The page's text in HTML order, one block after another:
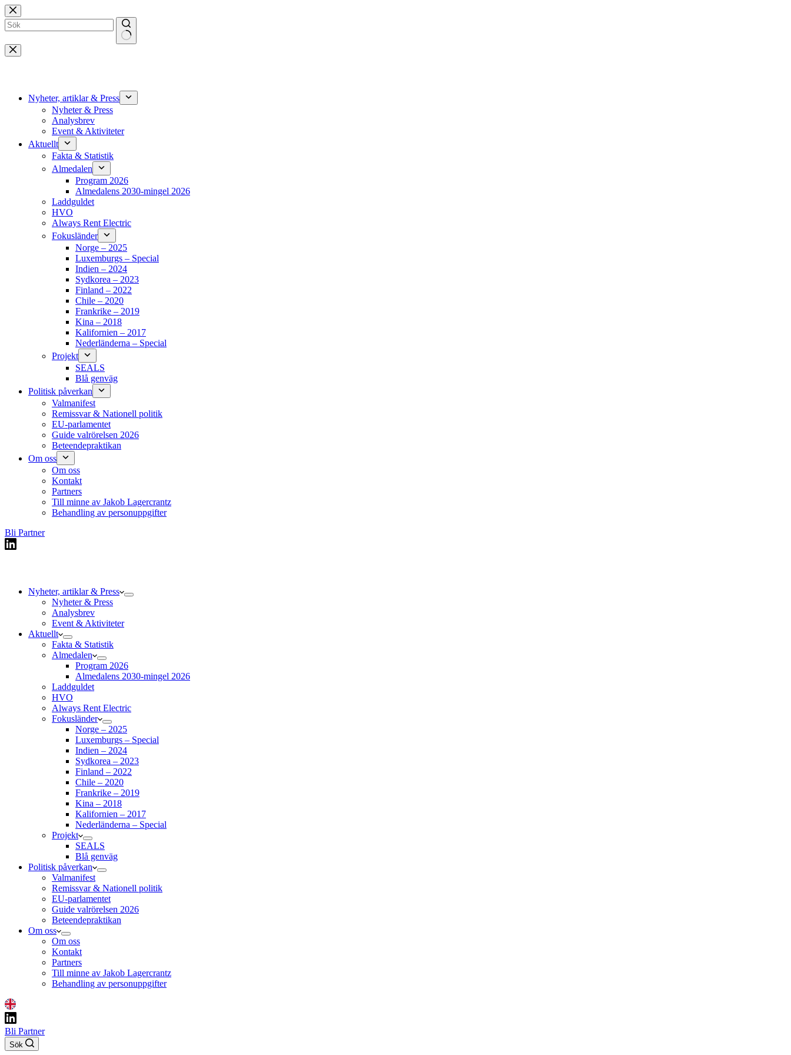
Hoppa
till
innehåll
Inga
resultat
Nyheter, artiklar & Press
Nyheter & Press
Analysbrev
Event & Aktiviteter
Aktuellt
Fakta & Statistik
Almedalen
Program 2026
Almedalens 2030-mingel 2026
Laddguldet
HVO
Always Rent Electric
Fokusländer
Norge – 2025
Luxemburgs – Special
Indien – 2024
Sydkorea – 2023
Finland – 2022
Chile – 2020
Frankrike – 2019
Kina – 2018
Kalifornien – 2017
Nederländerna – Special
Projekt
SEALS
Blå genväg
Politisk påverkan
Valmanifest
Remissvar & Nationell politik
EU-parlamentet
Guide valrörelsen 2026
Beteendepraktikan
Om oss
Om oss
Kontakt
Partners
Till minne av Jakob Lagercrantz
Behandling av personuppgifter
Bli Partner
Nyheter, artiklar & Press
Nyheter & Press
Analysbrev
Event & Aktiviteter
Aktuellt
Fakta & Statistik
Almedalen
Program 2026
Almedalens 2030-mingel 2026
Laddguldet
HVO
Always Rent Electric
Fokusländer
Norge – 2025
Luxemburgs – Special
Indien – 2024
Sydkorea – 2023
Finland – 2022
Chile – 2020
Frankrike – 2019
Kina – 2018
Kalifornien – 2017
Nederländerna – Special
Projekt
SEALS
Blå genväg
Politisk påverkan
Valmanifest
Remissvar & Nationell politik
EU-parlamentet
Guide valrörelsen 2026
Beteendepraktikan
Om oss
Om oss
Kontakt
Partners
Till minne av Jakob Lagercrantz
Behandling av personuppgifter
Bli Partner
Sök